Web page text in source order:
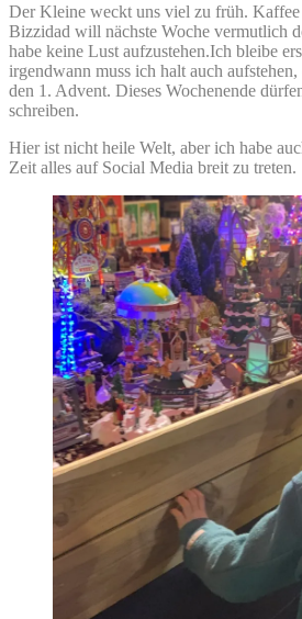
Der Kleine weckt uns viel zu früh. Kaffee
Bizzidad will nächste Woche vermutlich
habe keine Lust aufzustehen.Ich bleibe
irgendwann muss ich halt auch
den 1. Advent. Dieses Wochenende
schreiben.
Hier ist nicht heile Welt, aber ich habe
Zeit alles auf Social Media breit zu treten.